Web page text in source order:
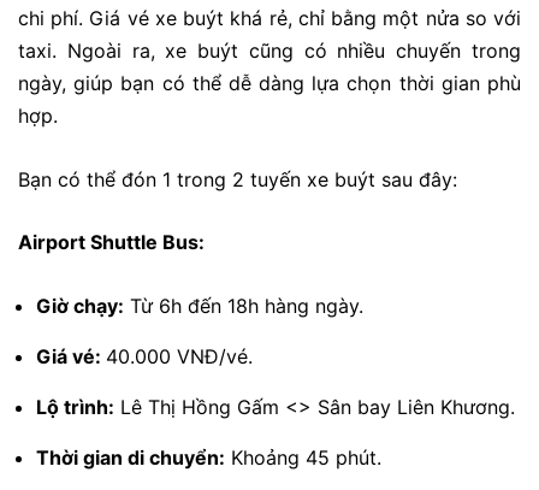
chi phí. Giá vé xe buýt khá rẻ, chỉ bằng một nửa so với
taxi. Ngoài ra, xe buýt cũng có nhiều chuyến trong
ngày, giúp bạn có thể dễ dàng lựa chọn thời gian phù
hợp.
Bạn có thể đón 1 trong 2 tuyến xe buýt sau đây:
Airport Shuttle Bus:
Giờ chạy: Từ 6h đến 18h hàng ngày.
Giá vé: 40.000 VNĐ/vé.
Lộ trình: Lê Thị Hồng Gấm <> Sân bay Liên Khương.
Thời gian di chuyển: Khoảng 45 phút.